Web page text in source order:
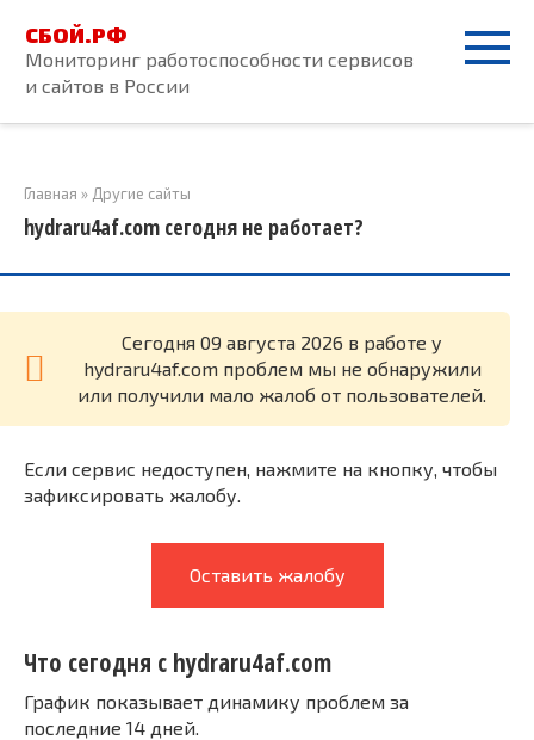
контенту
СБОЙ.РФ
Мониторинг работоспособности сервисов
и сайтов в России
Главная » Другие сайты
hydraru4af.com сегодня не работает?
Cегодня 09 августа 2026 в работе у
hydraru4af.com проблем мы не обнаружили
или получили мало жалоб от пользователей.
Если сервис недоступен, нажмите на кнопку, чтобы
зафиксировать жалобу.
Оставить жалобу
Что сегодня с hydraru4af.com
График показывает динамику проблем за
последние 14 дней.